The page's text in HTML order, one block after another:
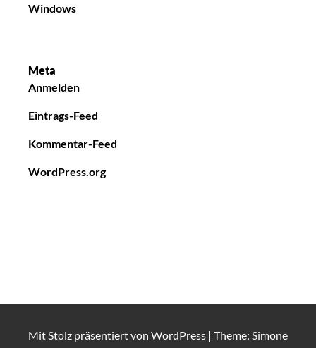
Windows
Meta
Anmelden
Eintrags-Feed
Kommentar-Feed
WordPress.org
Mit Stolz präsentiert von WordPress | Theme: Simone